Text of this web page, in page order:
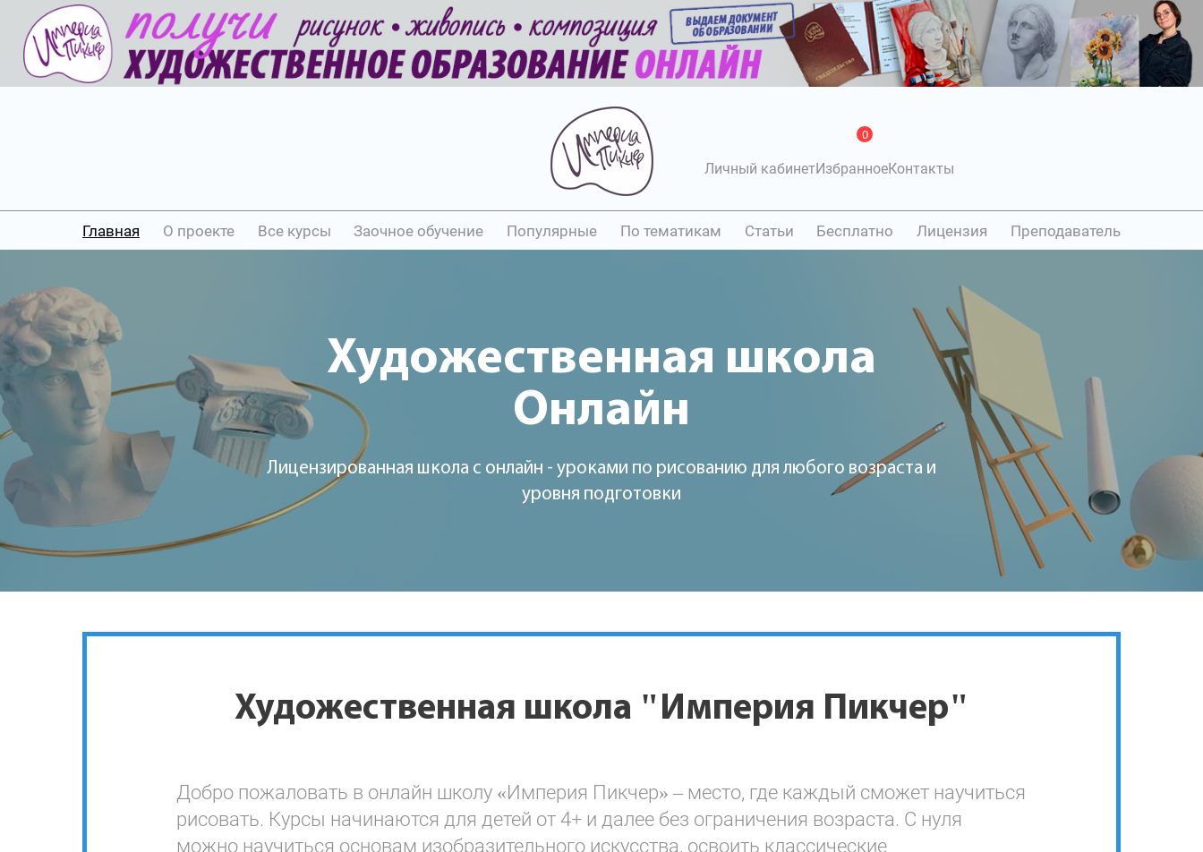
Личный кабинетИзбранное
0
Контакты
Главная О проекте Все курсы Заочное обучение Популярные По тематикам Статьи Бесплатно Лицензия Преподаватель
Художественная школа
Онлайн
Лицензированная школа с онлайн - уроками по рисованию для любого возраста и
уровня подготовки
Художественная школа "Империя Пикчер"
Добро пожаловать в онлайн школу «Империя Пикчер» – место, где каждый сможет научиться
рисовать. Курсы начинаются для детей от 4+ и далее без ограничения возраста. С нуля
можно научиться основам изобразительного искусства, освоить классические